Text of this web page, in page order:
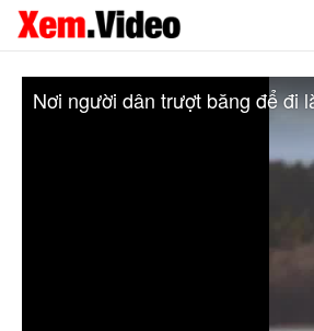
Nơi người dân trượt băng để đi